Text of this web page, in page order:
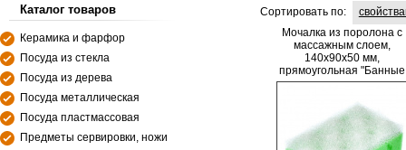
Каталог товаров
Керамика и фарфор
Посуда из стекла
Посуда из дерева
Посуда металлическая
Посуда пластмассовая
Предметы сервировки, ножи
Сортировать по:
Мочалка из поролона c
массажным слоем,
140х90х50 мм,
прямоугольная "Банные
штучки"